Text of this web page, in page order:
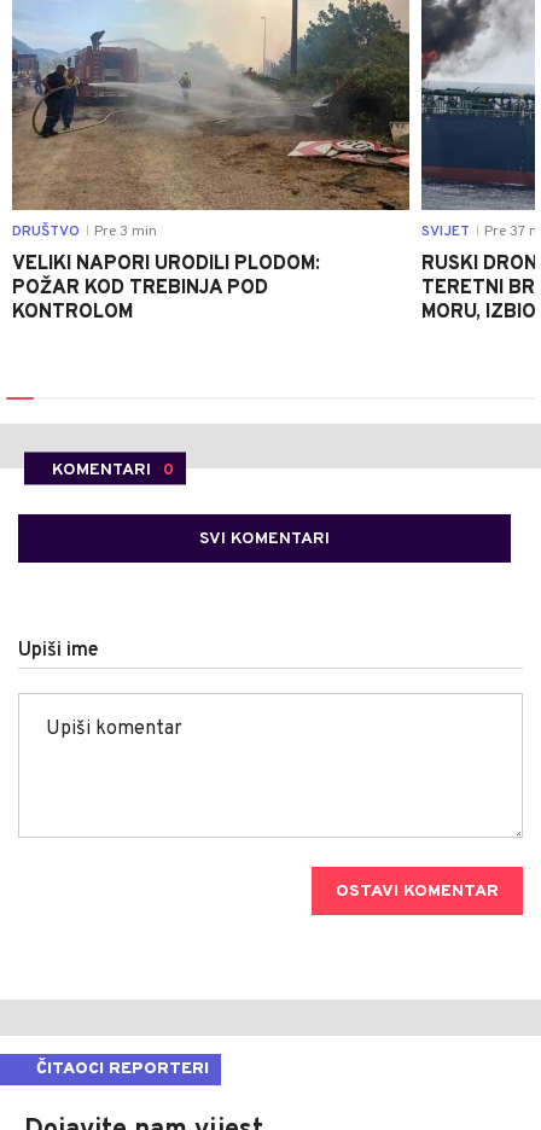
DRUŠTVO Pre 3 min
VELIKI NAPORI URODILI PLODOM:
POŽAR KOD TREBINJA POD
KONTROLOM
SVIJET Pre 37
RUSKI
TERETNI
MORU,
KOMENTARI 0
SVI KOMENTARI
Upiši ime
OSTAVI KOMENTAR
ČITAOCI REPORTERI